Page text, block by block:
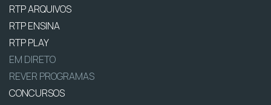
RTP ARQUIVOS
RTP ENSINA
RTP PLAY
EM DIRETO
REVER PROGRAMAS
CONCURSOS